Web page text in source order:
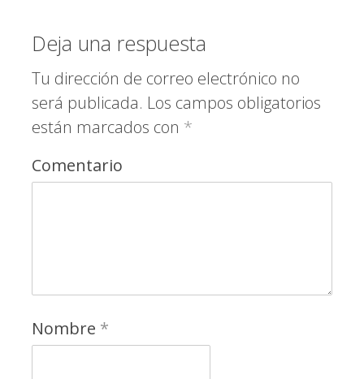
Deja una respuesta
Tu dirección de correo electrónico no
será publicada. Los campos obligatorios
están marcados con *
Comentario
Nombre *